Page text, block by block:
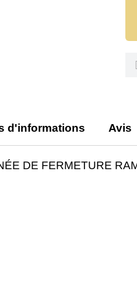
d'informations Avis
DE FERMETURE